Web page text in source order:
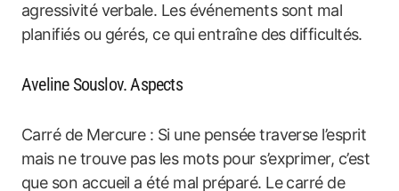
agressivité verbale. Les événements sont mal
planifiés ou gérés, ce qui entraîne des difficultés.
Aveline Souslov. Aspects
Carré de Mercure : Si une pensée traverse l’esprit
mais ne trouve pas les mots pour s’exprimer, c’est
que son accueil a été mal préparé. Le carré de